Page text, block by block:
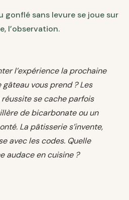
gonflé sans levure se joue sur
l’observation.
l’expérience la prochaine
gâteau vous prend ? Les
se cache parfois
de bicarbonate ou un
La pâtisserie s’invente,
avec les codes. Quelle
audace en cuisine ?